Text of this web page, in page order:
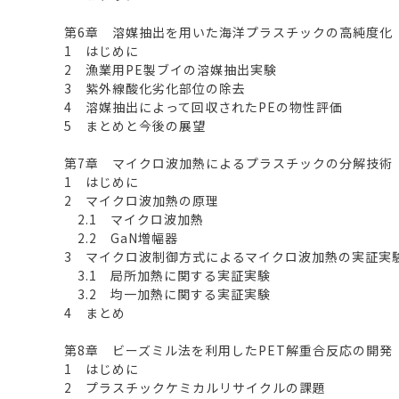
第6章 溶媒抽出を用いた海洋プラスチックの高純度化
1 はじめに
2 漁業用PE製ブイの溶媒抽出実験
3 紫外線酸化劣化部位の除去
4 溶媒抽出によって回収されたPEの物性評価
5 まとめと今後の展望
第7章 マイクロ波加熱によるプラスチックの分解技術
1 はじめに
2 マイクロ波加熱の原理
2.1 マイクロ波加熱
2.2 GaN増幅器
3 マイクロ波制御方式によるマイクロ波加熱の実証実
3.1 局所加熱に関する実証実験
3.2 均一加熱に関する実証実験
4 まとめ
第8章 ビーズミル法を利用したPET解重合反応の開発
1 はじめに
2 プラスチックケミカルリサイクルの課題